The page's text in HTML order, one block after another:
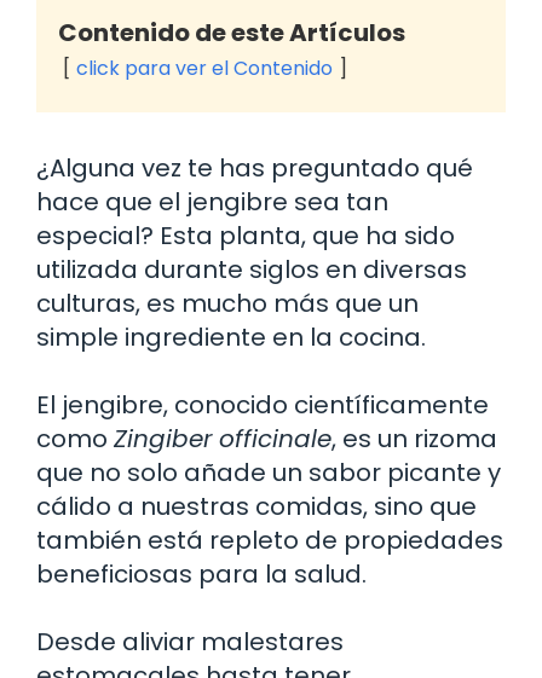
Contenido de este Artículos
click para ver el Contenido
¿Alguna vez te has preguntado qué
hace que el jengibre sea tan
especial? Esta planta, que ha sido
utilizada durante siglos en diversas
culturas, es mucho más que un
simple ingrediente en la cocina.
El jengibre, conocido científicamente
como Zingiber officinale, es un rizoma
que no solo añade un sabor picante y
cálido a nuestras comidas, sino que
también está repleto de propiedades
beneficiosas para la salud.
Desde aliviar malestares